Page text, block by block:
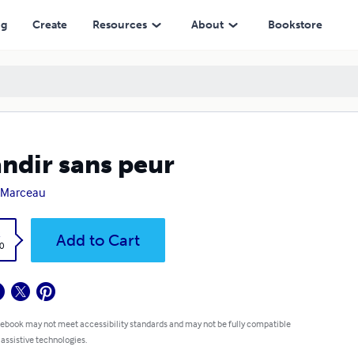
Create Resources About Bookstore
sans peur
Add to Cart
may not meet accessibility standards and may not be fully compatible
technologies.